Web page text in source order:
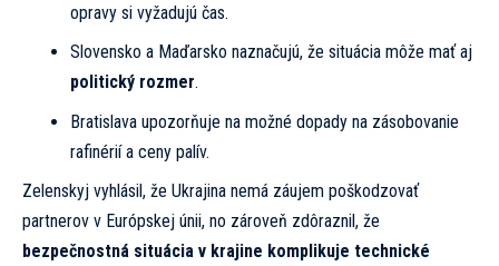
opravy si vyžadujú čas.
Slovensko a Maďarsko naznačujú, že situácia môže mať aj
politický rozmer.
Bratislava upozorňuje na možné dopady na zásobovanie
rafinérií a ceny palív.
Zelenskyj vyhlásil, že Ukrajina nemá záujem poškodzovať
partnerov v Európskej únii, no zároveň zdôraznil, že
bezpečnostná situácia v krajine komplikuje technické